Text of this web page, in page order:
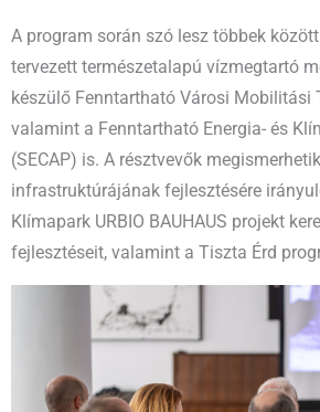
A program során szó lesz többek
tervezett természetalapú vízmegtartó
készülő Fenntartható Városi Mobilitási
valamint a Fenntartható Energia- és
(SECAP) is. A résztvevők
infrastruktúrájának fejlesztésére
Klímapark URBIO BAUHAUS projekt
fejlesztéseit, valamint a Tiszta Érd